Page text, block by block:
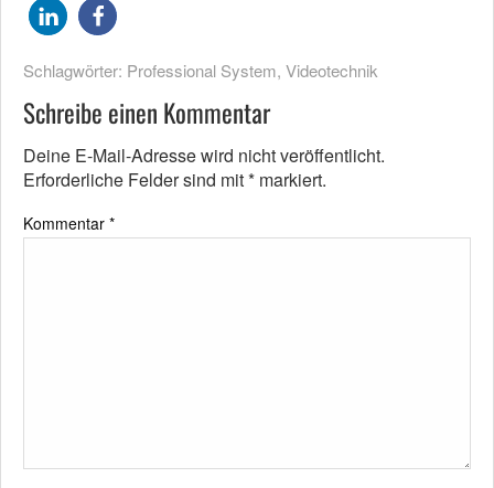
Schlagwörter: Professional System, Videotechnik
Schreibe einen Kommentar
Deine E-Mail-Adresse wird nicht veröffentlicht.
Erforderliche Felder sind mit* markiert.
Kommentar *